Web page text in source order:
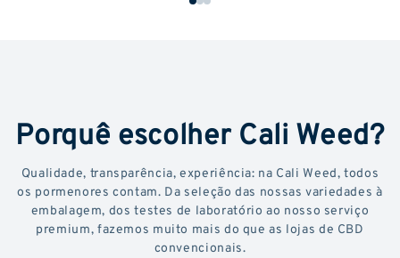
Porquê escolher Cali Weed?
Qualidade, transparência, experiência: na Cali Weed, todos
os pormenores contam. Da seleção das nossas variedades à
embalagem, dos testes de laboratório ao nosso serviço
premium, fazemos muito mais do que as lojas de CBD
convencionais.